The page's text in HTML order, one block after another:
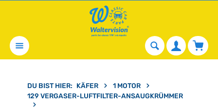
DU BIST HIER: KÄFER
1 MOTOR
129 VERGASER-LUFTFILTER-ANSAUGKRÜMMER